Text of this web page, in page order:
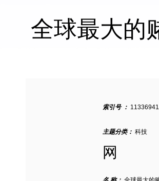
全球最大的
索引号 ：
主题分类： 科技
网